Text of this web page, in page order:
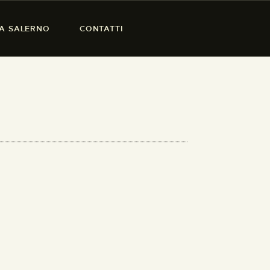
SALERNO CONTATTI